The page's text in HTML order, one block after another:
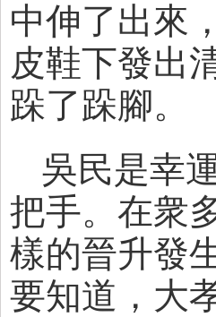
中伸了出來
皮鞋下發出
跺了跺腳。
吳民是幸
把手。在衆
樣的晉升發
要知道，大